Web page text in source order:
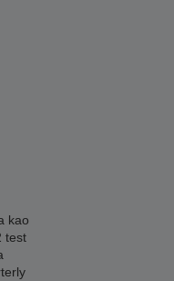
kao
test